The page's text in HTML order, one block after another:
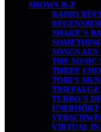
SHOWS R-Z
RADIO
SHAKE’S
SONGS
THE SONIC
THREE
TOBI’S
TRIEFAUGE
TURBO’S
UNERHÖRT
VIRTUAL